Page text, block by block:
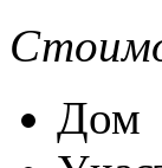
Дом